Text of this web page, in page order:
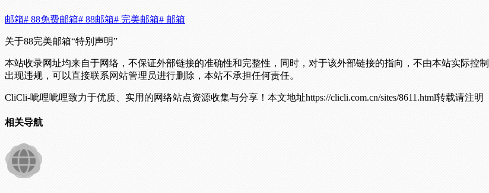
邮箱# 88免费邮箱# 88邮箱# 完美邮箱# 邮箱
关于88完美邮箱“特别声明”
本站收录网址均来自于网络，不保证外部链接的准确性和完整性，同时，对于该外部链接的指向，不由本站实际控
出现违规，可以直接联系网站管理员进行删除，本站不承担任何责任。
CliCli-呲哩呲哩致力于优质、实用的网络站点资源收集与分享！ 本文地址https://clicli.com.cn/sites/8611.html转载请注明
相关导航